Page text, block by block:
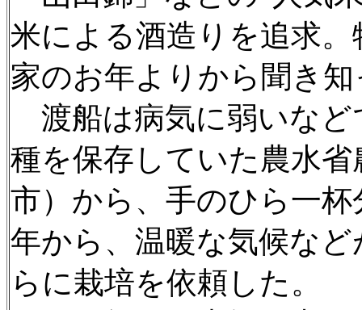
米による酒造りを追求
家のお年よりから聞き
渡船は病気に弱いなど
種を保存していた農水
市）から、手のひら一
年から、温暖な気候な
らに栽培を依頼した。